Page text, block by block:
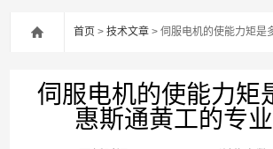
首页 >技术文章 > 伺服电机的使能力矩是多
伺服电机的使能力矩
惠斯通黄工的专